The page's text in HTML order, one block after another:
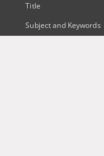
Title
Subject and Keywords